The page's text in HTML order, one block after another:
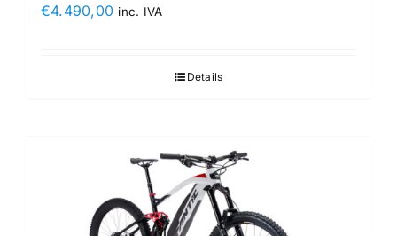
€4.490,00 inc. IVA
Details